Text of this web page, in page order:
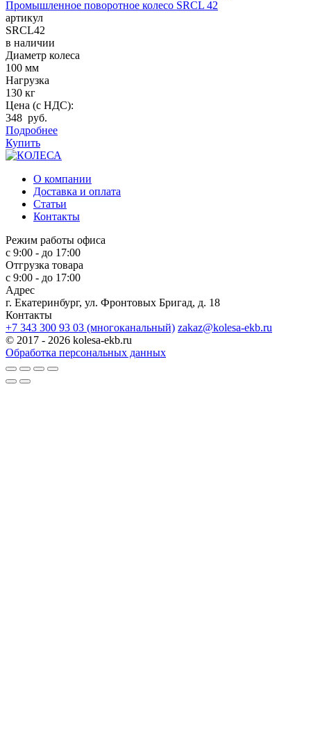
Промышленное поворотное колесо SRCL 42
артикул
SRCL42
в наличии
Диаметр колеса
100 мм
Нагрузка
130 кг
Цена (с НДС):
348 руб.
Подробнее
Купить
О компании
Доставка и оплата
Статьи
Контакты
Режим работы офиса
с 9:00 - до 17:00
Отгрузка товара
с 9:00 - до 17:00
Адрес
г. Екатеринбург, ул. Фронтовых Бригад, д. 18
Контакты
+7 343 300 93 03 (многоканальный) zakaz@kolesa-ekb.ru
© 2017 - 2026 kolesa-ekb.ru
Обработка персональных данных